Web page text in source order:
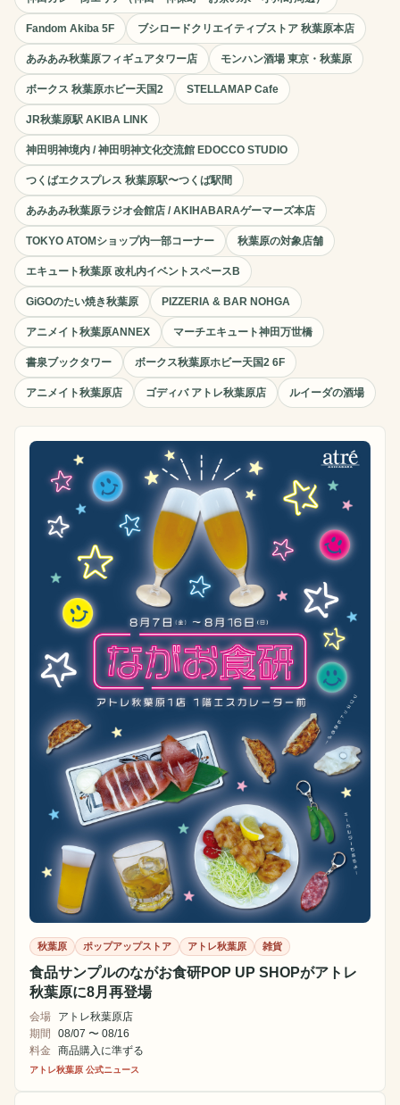
Fandom Akiba 5F ブシロードクリエイティブストア 秋葉原本店
あみあみ秋葉原フィギュアタワー店 モンハン酒場 東京・秋葉原
ボークス 秋葉原ホビー天国2 STELLAMAP Cafe
JR秋葉原駅 AKIBA LINK
神田明神境内 / 神田明神文化交流館 EDOCCO STUDIO
つくばエクスプレス 秋葉原駅〜つくば駅間
あみあみ秋葉原ラジオ会館店 / AKIHABARAゲーマーズ本店
TOKYO ATOMショップ内一部コーナー 秋葉原の対象店舗
エキュート秋葉原 改札内イベントスペースB
GiGOのたい焼き秋葉原 PIZZERIA & BAR NOHGA
アニメイト秋葉原ANNEX マーチエキュート神田万世橋
書泉ブックタワー ボークス秋葉原ホビー天国2 6F
アニメイト秋葉原店 ゴディバ アトレ秋葉原店 ルイーダの酒場
秋葉原 ポップアップストア アトレ秋葉原 雑貨
食品サンプルのながお食研POP UP SHOPがアトレ
秋葉原に8月再登場
会場
アトレ秋葉原店
期間
08/07 〜 08/16
料金
商品購入に準ずる
アトレ秋葉原 公式ニュース